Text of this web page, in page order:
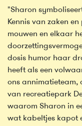
"Sharon
Kennis van zaken
mouwen en elkaar
dosis humor haar
heeft als een
ons annimatieteam,
van recreatiepark
waarom Sharon in
wat kabeltjes kapot